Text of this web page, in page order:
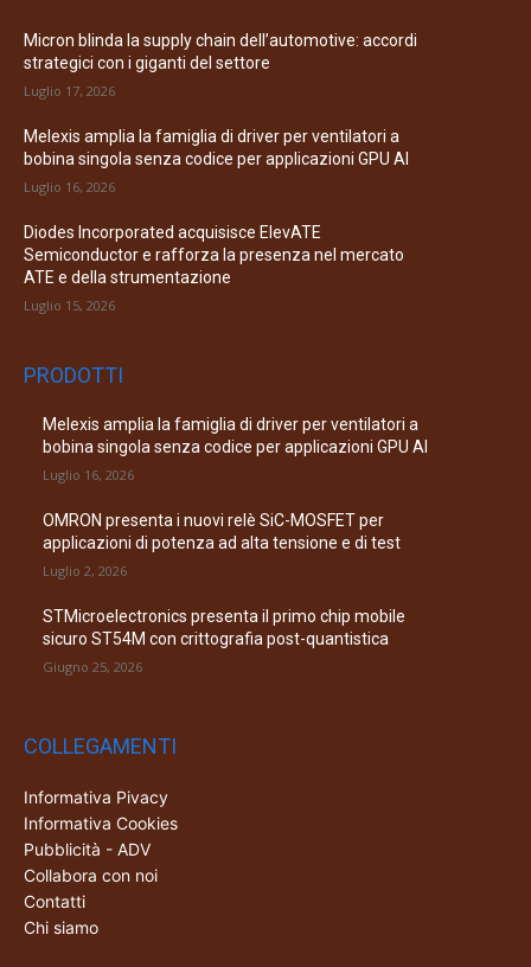
Micron blinda la supply chain dell’automotive: accordi
strategici con i giganti del settore
Luglio 17, 2026
Melexis amplia la famiglia di driver per ventilatori a
bobina singola senza codice per applicazioni GPU AI
Luglio 16, 2026
Diodes Incorporated acquisisce ElevATE
Semiconductor e rafforza la presenza nel mercato
ATE e della strumentazione
Luglio 15, 2026
PRODOTTI
Melexis amplia la famiglia di driver per ventilatori a
bobina singola senza codice per applicazioni GPU AI
Luglio 16, 2026
OMRON presenta i nuovi relè SiC-MOSFET per
applicazioni di potenza ad alta tensione e di test
Luglio 2, 2026
STMicroelectronics presenta il primo chip mobile
sicuro ST54M con crittografia post-quantistica
Giugno 25, 2026
COLLEGAMENTI
Informativa Pivacy
Informativa Cookies
Pubblicità - ADV
Collabora con noi
Contatti
Chi siamo